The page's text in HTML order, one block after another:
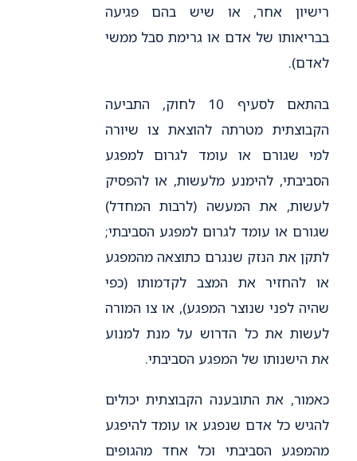
רישיון אחר, או שיש בהם פגיעה
בבריאותו של אדם או גרימת סבל ממשי
לאדם).
בהתאם לסעיף 10 לחוק, התביעה
הקבוצתית מטרתה להוצאת צו שיורה
למי שגורם או עומד לגרום למפגע
הסביבתי, להימנע מלעשות, או להפסיק
לעשות, את המעשה (לרבות המחדל)
שגורם או עומד לגרום למפגע הסביבתי;
לתקן את הנזק שנגרם כתוצאה מהמפגע
או להחזיר את המצב לקדמותו (כפי
שהיה לפני שנוצר המפגע), או צו המורה
לעשות את כל הדרוש על מנת למנוע
את הישנותו של המפגע הסביבתי.
כאמור, את התובענה הקבוצתית יכולים
להגיש כל אדם שנפגע או עומד להיפגע
מהמפגע הסביבתי וכל אחד מהגופים